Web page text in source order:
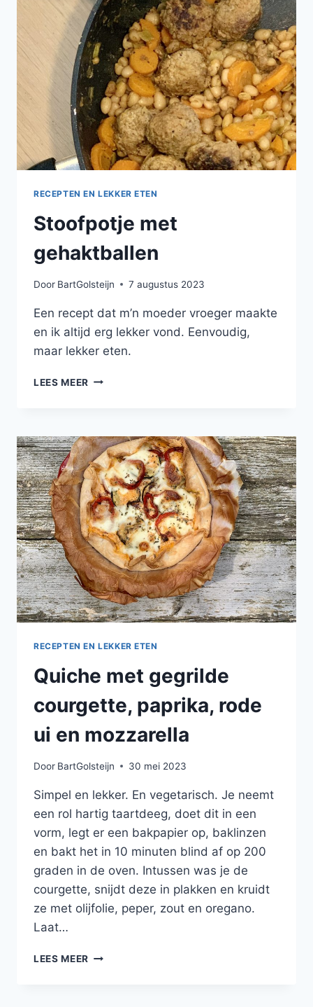
RECEPTEN EN LEKKER ETEN
Stoofpotje met
gehaktballen
Door BartGolsteijn 7 augustus 2023
Een recept dat m’n moeder vroeger maakte
en ik altijd erg lekker vond. Eenvoudig,
maar lekker eten.
LEES MEER STOOFPOTJE
RECEPTEN EN LEKKER ETEN
Quiche met gegrilde
courgette, paprika, rode
ui en mozzarella
Door BartGolsteijn 30 mei 2023
Simpel en lekker. En vegetarisch. Je neemt
een rol hartig taartdeeg, doet dit in een
vorm, legt er een bakpapier op, baklinzen
en bakt het in 10 minuten blind af op 200
graden in de oven. Intussen was je de
courgette, snijdt deze in plakken en kruidt
ze met olijfolie, peper, zout en oregano.
Laat…
LEES MEER QUICHE